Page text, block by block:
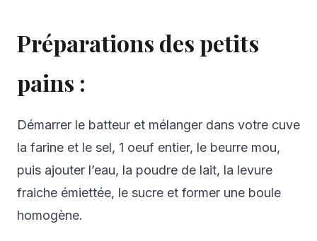
Préparations des petits
pains :
Démarrer le batteur et mélanger dans votre cuve
la farine et le sel, 1 oeuf entier, le beurre mou,
puis ajouter l’eau, la poudre de lait, la levure
fraiche émiettée, le sucre et former une boule
homogène.